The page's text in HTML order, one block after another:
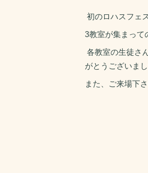
初のロハスフェ
3教室が集まって
各教室の生徒さ
がとうございまし
また、ご来場下